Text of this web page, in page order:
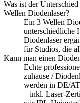
Was ist der
Wellen Diodenlaser?
Ein 3 Wellen
unterschiedliche
Diodenlaser
für Studios, die
Kann man einen
Echte
zuhause /
werden in DE/
– inkl. Laser-